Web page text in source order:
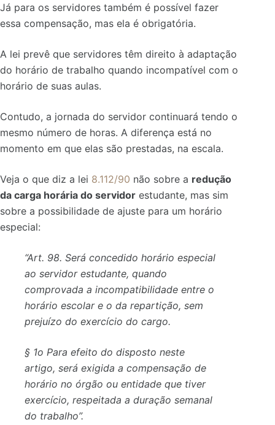
Já para os servidores também é possível fazer
essa compensação, mas ela é obrigatória.
A lei prevê que servidores têm direito à adaptação
do horário de trabalho quando incompatível com o
horário de suas aulas.
Contudo, a jornada do servidor continuará tendo o
mesmo número de horas. A diferença está no
momento em que elas são prestadas, na escala.
Veja o que diz a lei 8.112/90 não sobre a redução
da carga horária do servidor estudante, mas sim
sobre a possibilidade de ajuste para um horário
especial:
“Art. 98. Será concedido horário especial
ao servidor estudante, quando
comprovada a incompatibilidade entre o
horário escolar e o da repartição, sem
prejuízo do exercício do cargo.
§ 1o Para efeito do disposto neste
artigo, será exigida a compensação de
horário no órgão ou entidade que tiver
exercício, respeitada a duração semanal
do trabalho”.